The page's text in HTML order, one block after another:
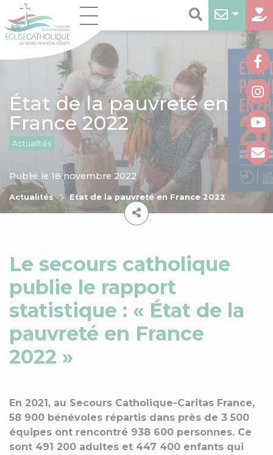
État de la pauvreté en
France 2022
Actualités
Actualités État de la pauvreté en France 2022
Publié le 18 novembre 2022
Le secours catholique
publie le rapport
statistique : « État de la
pauvreté en France
2022 »
En 2021, au Secours Catholique-Caritas France,
58 900 bénévoles répartis dans près de 3 500
équipes ont rencontré 938 600 personnes. Ce
sont 491 200 adultes et 447 400 enfants qui